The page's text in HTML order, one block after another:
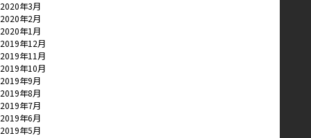
2020年3月
2020年2月
2020年1月
2019年12月
2019年11月
2019年10月
2019年9月
2019年8月
2019年7月
2019年6月
2019年5月